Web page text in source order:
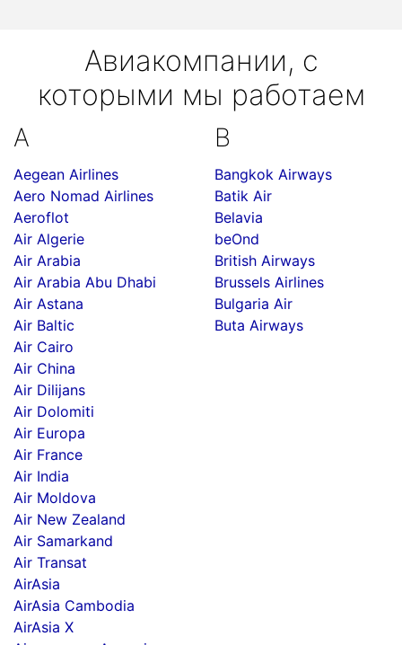
Авиакомпании, с
которыми мы работаем
A
Aegean Airlines
Aero Nomad Airlines
Aeroflot
Air Algerie
Air Arabia
Air Arabia Abu Dhabi
Air Astana
Air Baltic
Air Cairo
Air China
Air Dilijans
Air Dolomiti
Air Europa
Air France
Air India
Air Moldova
Air New Zealand
Air Samarkand
Air Transat
AirAsia
AirAsia Cambodia
AirAsia X
B
Bangkok Airways
Batik Air
Belavia
beOnd
British Airways
Brussels Airlines
Bulgaria Air
Buta Airways